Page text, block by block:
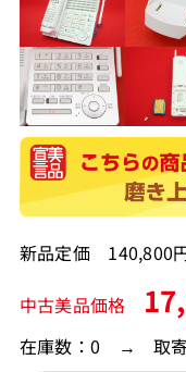
新品定価 140,800
中古美品価格
在庫数：0 → 取寄